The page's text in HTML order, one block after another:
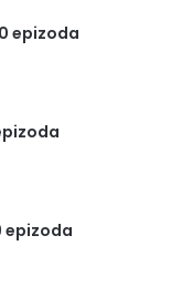
epizoda
epizoda